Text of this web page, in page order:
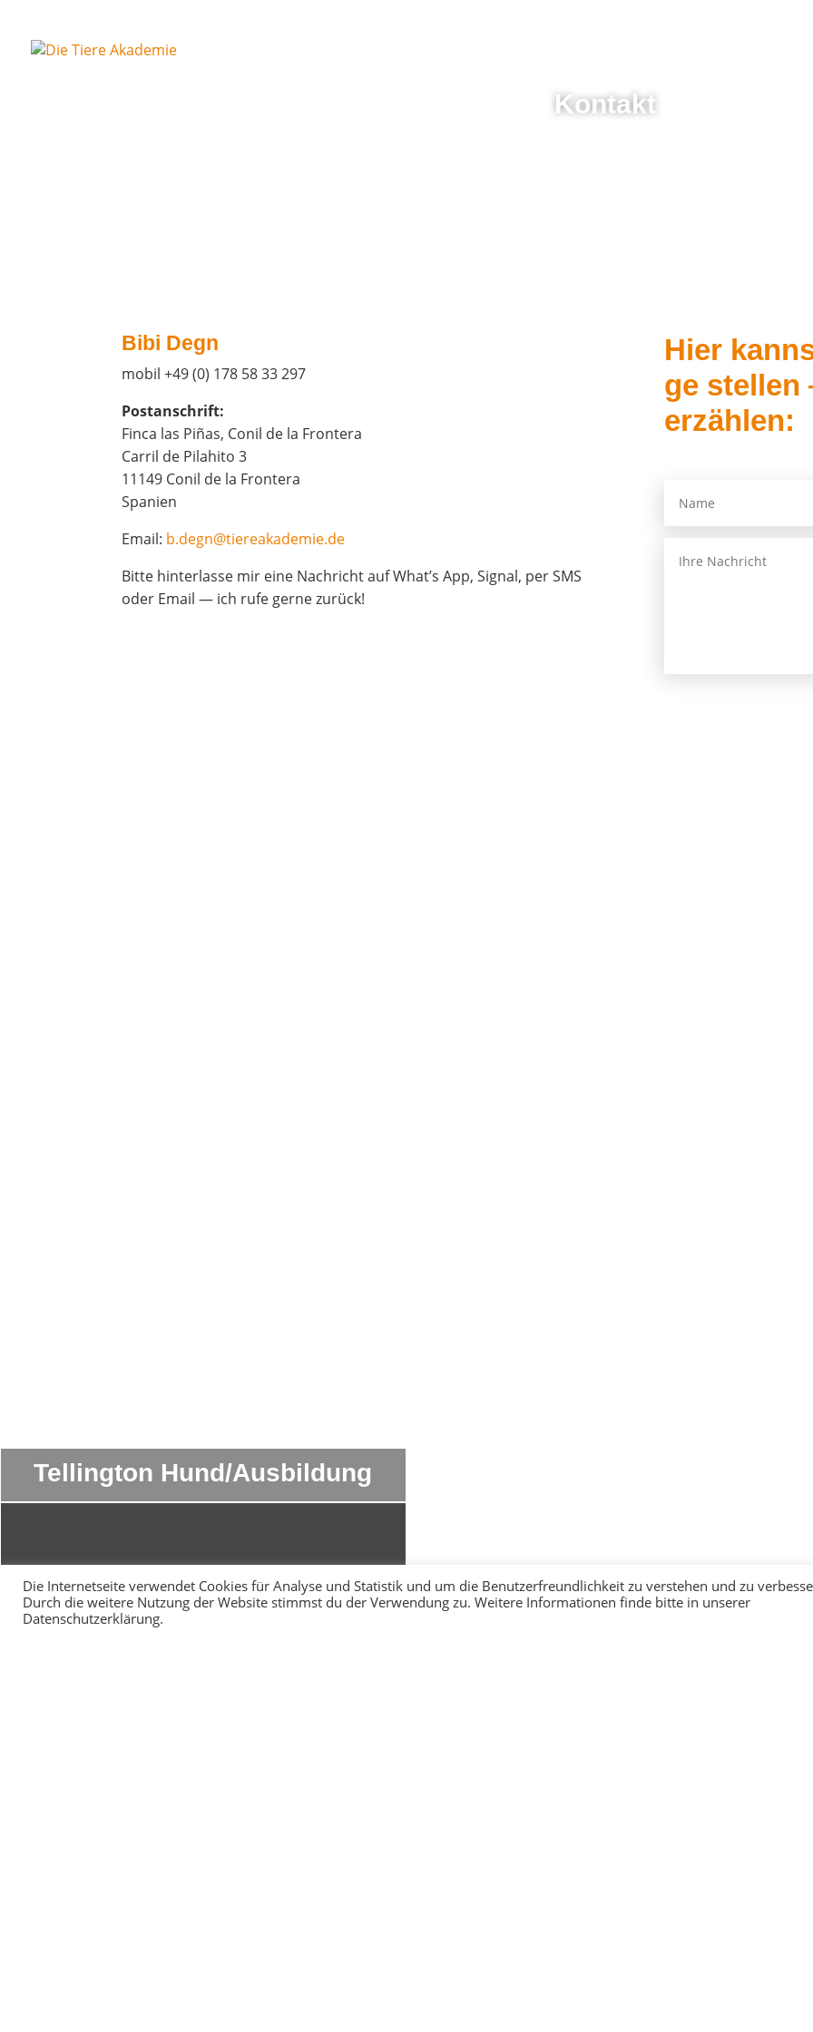
Kon­takt
Bibi Degn
mobil +49 (0) 178 58 33 297
Post­an­schrift:
Fin­ca las Piñas, Conil de la Fron­te­ra
Car­ril de Pila­hi­to 3
11149 Conil de la Fron­te­ra
Spa­ni­en
Email: b.degn@tiereakademie.de
Bit­te hin­ter­las­se mir eine Nach­richt auf What’s App, Signal, per SMS
oder Email — ich rufe ger­ne zurück!
Hier
ge
erzählen:
Tel­ling­ton Hund/Ausbildung
Die Internetseite verwendet Cookies für Analyse und Statistik und um die Benutzerfreundlichkeit zu verstehen und zu
Durch die weitere Nutzung der Website stimmst du der Verwendung zu. Weitere Informationen finde bitte in unserer
Datenschutzerklärung.